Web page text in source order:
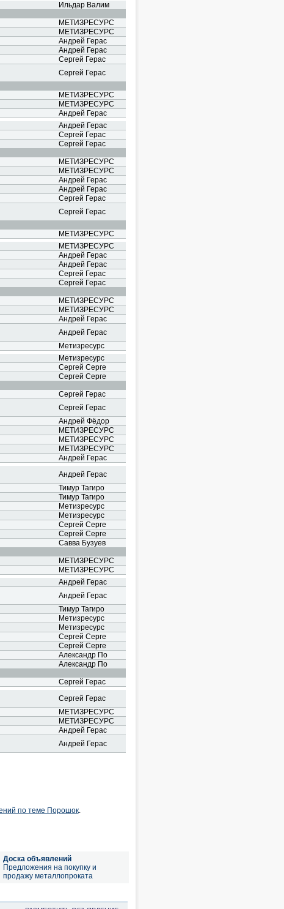
Ильдар Валим
МЕТИЗРЕСУРС
МЕТИЗРЕСУРС
Андрей Герас
Андрей Герас
Сергей Герас
Сергей Герас
МЕТИЗРЕСУРС
МЕТИЗРЕСУРС
Андрей Герас
Андрей Герас
Сергей Герас
Сергей Герас
МЕТИЗРЕСУРС
МЕТИЗРЕСУРС
Андрей Герас
Андрей Герас
Сергей Герас
Сергей Герас
МЕТИЗРЕСУРС
МЕТИЗРЕСУРС
Андрей Герас
Андрей Герас
Сергей Герас
Сергей Герас
МЕТИЗРЕСУРС
МЕТИЗРЕСУРС
Андрей Герас
Андрей Герас
Метизресурс
Метизресурс
Сергей Серге
Сергей Серге
Сергей Герас
Сергей Герас
Андрей Фёдор
МЕТИЗРЕСУРС
МЕТИЗРЕСУРС
МЕТИЗРЕСУРС
Андрей Герас
Андрей Герас
Тимур Тагиро
Тимур Тагиро
Метизресурс
Метизресурс
Сергей Серге
Сергей Серге
Савва Бузуев
МЕТИЗРЕСУРС
МЕТИЗРЕСУРС
Андрей Герас
Андрей Герас
Тимур Тагиро
Метизресурс
Метизресурс
Сергей Серге
Сергей Серге
Александр По
Александр По
Сергей Герас
Сергей Герас
МЕТИЗРЕСУРС
МЕТИЗРЕСУРС
Андрей Герас
Андрей Герас
по теме Порошок.
Доска объявлений
Предложения на покупку и
продажу металлопроката